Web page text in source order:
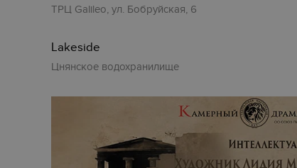
ТРЦ Galileo, ул. Бобруйская, 6
Lakeside
Цнянское водохранилище